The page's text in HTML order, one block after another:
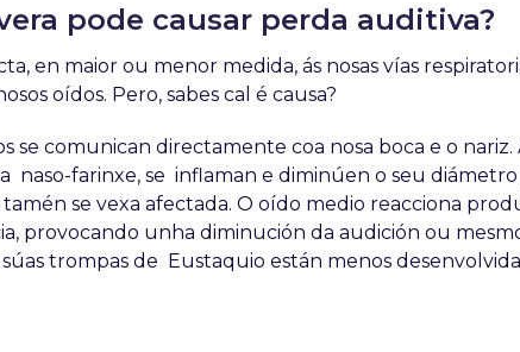
pode causar perda auditiva?
en maior ou menor medida, ás nosas vías
oídos. Pero, sabes cal é causa?
se comunican directamente coa nosa boca e o
naso-farinxe, se inflaman e diminúen o seu
se vexa afectada. O oído medio reacciona
provocando unha diminución da audición ou
trompas de Eustaquio están menos